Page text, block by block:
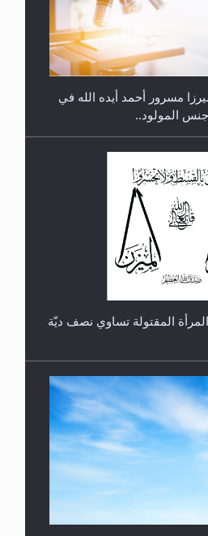
عليه السلام.. 4...
مسرور أحمد أيده الله في
جنس المولود..